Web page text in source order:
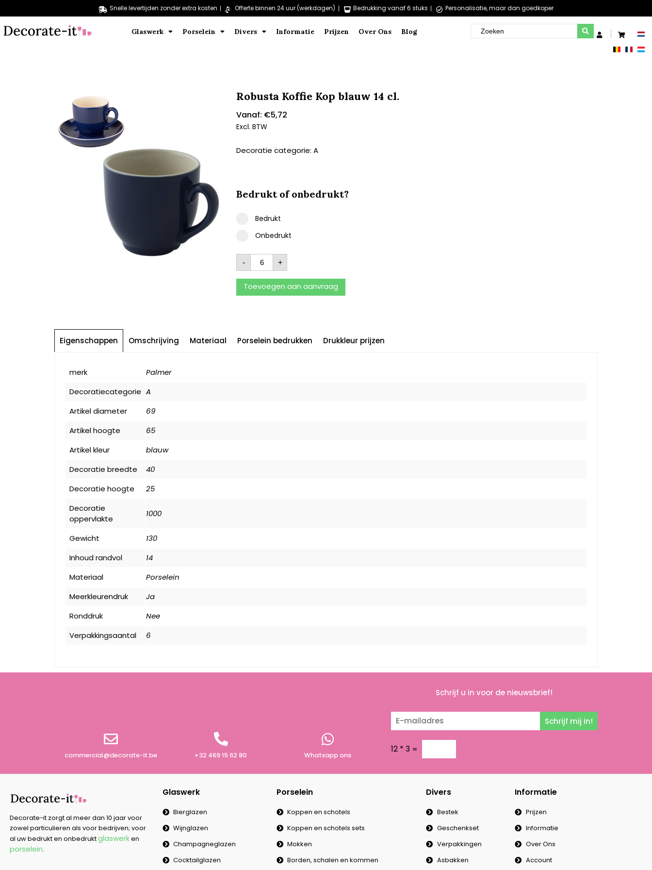
Snelle levertijden zonder extra kosten Offerte binnen 24 uur (werkdagen) Bedrukking vanaf 6 stuks Personalisatie, maar dan goedkoper
Glaswerk Porselein Divers Informatie Prijzen Over Ons Blog
Robusta Koffie Kop blauw 14 cl.
Vanaf: €5,72
Excl. BTW
Decoratie categorie: A
Bedrukt of onbedrukt?
Bedrukt
Onbedrukt
- +
Toevoegen aan aanvraag
Eigenschappen Omschrijving Materiaal Porselein bedrukken Drukkleur prijzen
merk
Palmer
Decoratiecategorie A
Artikel diameter
69
Artikel hoogte
65
Artikel kleur
blauw
Decoratie breedte
40
Decoratie hoogte
25
Decoratie
oppervlakte
1000
Gewicht
130
Inhoud randvol
14
Materiaal
Porselein
Meerkleurendruk
Ja
Ronddruk
Nee
Verpakkingsaantal
6
commercial@decorate-it.be +32 469 15 62 80 Whatsapp ons
Schrijf u in voor de nieuwsbrief!
12 * 3 =
Schrijf mij in!
Decorate-it zorgt al meer dan 10 jaar voor
zowel particulieren als voor bedrijven; voor
al uw bedrukt en onbedruktglaswerken
porselein.
Glaswerk
Bierglazen
Wijnglazen
Champagneglazen
Cocktailglazen
Porselein
Koppen en schotels
Koppen en schotels sets
Mokken
Borden, schalen en kommen
Divers
Bestek
Geschenkset
Verpakkingen
Asbakken
Informatie
Prijzen
Informatie
Over Ons
Account